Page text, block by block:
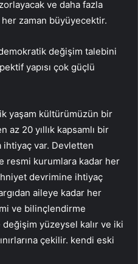
ve daha fazla
zaman büyüyecektir.
değişim talebini
yapısı çok güçlü
yaşam kültürümüzün bir
az 20 yıllık kapsamlı bir
ihtiyaç var. Devletten
resmi kurumlara kadar her
devrimine ihtiyaç
aileye kadar her
ve bilinçlendirme
yüzeysel kalır ve iki
çekilir. kendi eski